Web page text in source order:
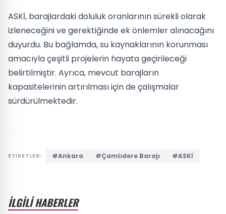
ASKİ, barajlardaki doluluk oranlarının sürekli olarak
izleneceğini ve gerektiğinde ek önlemler alınacağını
duyurdu. Bu bağlamda, su kaynaklarının korunması
amacıyla çeşitli projelerin hayata geçirileceği
belirtilmiştir. Ayrıca, mevcut barajların
kapasitelerinin artırılması için de çalışmalar
sürdürülmektedir.
ETİKETLER: #Ankara #Çamlıdere Barajı #ASKİ
İLGİLİ HABERLER